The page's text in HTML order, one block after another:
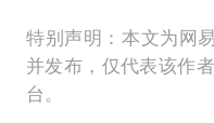
特别声明：本文为网
并发布，仅代表该作
台。